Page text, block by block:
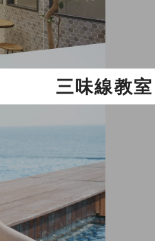
三味線教室